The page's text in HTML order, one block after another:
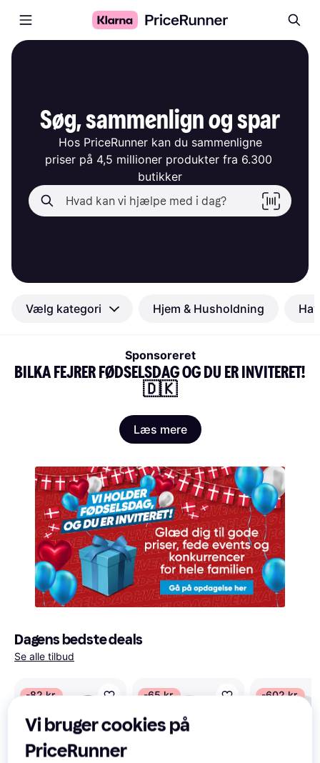
Søg, sammenlign og spar
Hos PriceRunner kan du sammenligne
priser på 4,5 millioner produkter fra 6.300
butikker
Vælg kategori Hjem & Husholdning
Sponsoreret
BILKA FEJRER FØDSELSDAG OG DU ER INVITERET!
🇩🇰
Læs mere
Dagens bedste deals
Se alle tilbud
-82 kr. -65 kr. -602 kr.
Vi bruger cookies på
PriceRunner